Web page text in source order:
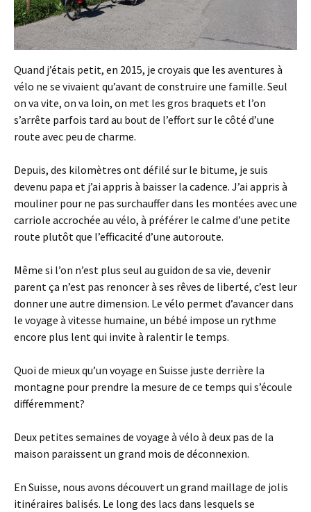
Quand j’étais petit, en 2015, je croyais que les aventures à
vélo ne se vivaient qu’avant de construire une famille. Seul
on va vite, on va loin, on met les gros braquets et l’on
s’arrête parfois tard au bout de l’effort sur le côté d’une
route avec peu de charme.
Depuis, des kilomètres ont défilé sur le bitume, je suis
devenu papa et j’ai appris à baisser la cadence. J’ai appris à
mouliner pour ne pas surchauffer dans les montées avec une
carriole accrochée au vélo, à préférer le calme d’une petite
route plutôt que l’efficacité d’une autoroute.
Même si l’on n’est plus seul au guidon de sa vie, devenir
parent ça n’est pas renoncer à ses rêves de liberté, c’est leur
donner une autre dimension. Le vélo permet d’avancer dans
le voyage à vitesse humaine, un bébé impose un rythme
encore plus lent qui invite à ralentir le temps.
Quoi de mieux qu’un voyage en Suisse juste derrière la
montagne pour prendre la mesure de ce temps qui s’écoule
différemment?
Deux petites semaines de voyage à vélo à deux pas de la
maison paraissent un grand mois de déconnexion.
En Suisse, nous avons découvert un grand maillage de jolis
itinéraires balisés. Le long des lacs dans lesquels se